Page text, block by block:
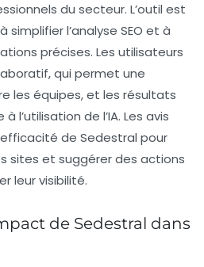
du secteur. L’outil est
simplifier l’analyse SEO et à
précises. Les utilisateurs
qui permet une
les équipes, et les résultats
l’utilisation de l’IA. Les avis
de Sedestral pour
sites et suggérer des actions
leur visibilité.
de Sedestral dans